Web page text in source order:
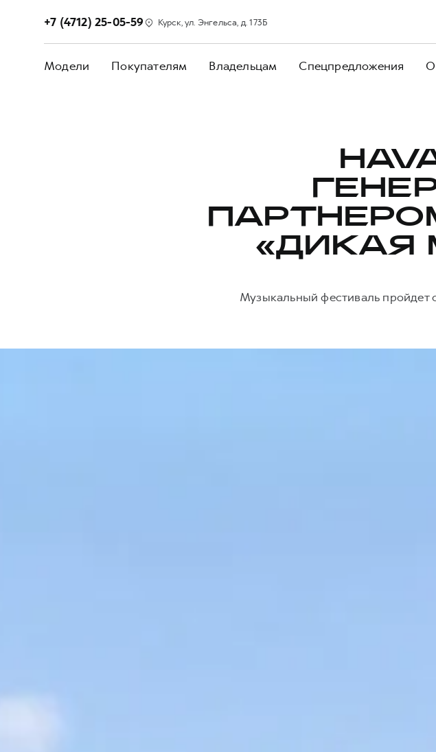
+7 (4712) 25-05-59 Курск, ул. Энгельса, д. 173Б
Модели Покупателям Владельцам Спецпредложения О
«ДИКАЯ
Музыкальный фестиваль пройдет